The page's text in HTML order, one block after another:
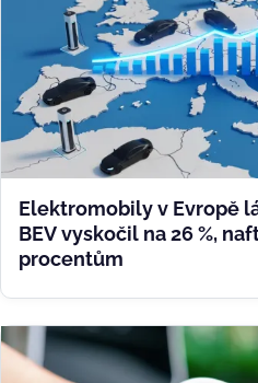
Elektromobily v Evropě
BEV vyskočil na 26 %,
procentům